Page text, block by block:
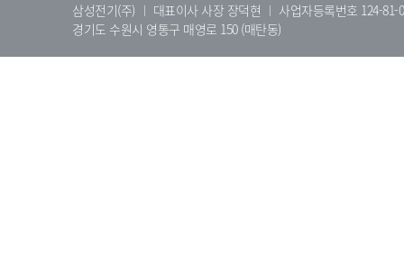
삼성전기(주) 대표이사 사장 장덕현
사업자등록번호 124-81-
경기도 수원시 영통구 매영로 150 (매탄동)